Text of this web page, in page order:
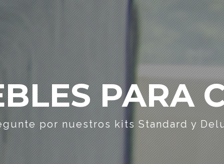
PARA
por nuestros kits Standard y